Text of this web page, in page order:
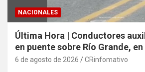
NACIONALES
Última Hora | Conductores
en puente sobre Río Grande,
6 de agosto de 2026 CRinfomativo